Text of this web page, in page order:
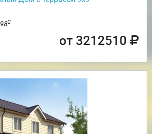
2
от 3212510